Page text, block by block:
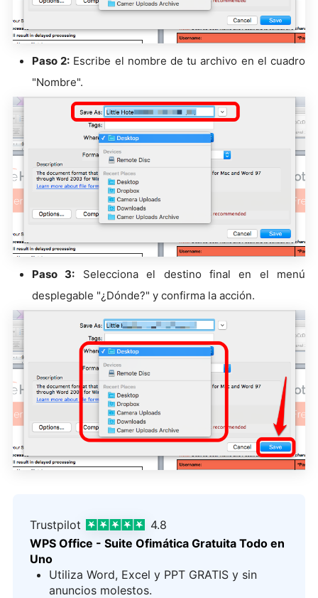
Paso 2: Escribe el nombre de tu archivo en el cuadro
"Nombre".
Paso 3: Selecciona el destino final en el menú
desplegable "¿Dónde?" y confirma la acción.
Trustpilot
4.8
WPS Office - Suite Ofimática Gratuita Todo en
Uno
Utiliza Word, Excel y PPT GRATIS y sin
anuncios molestos.